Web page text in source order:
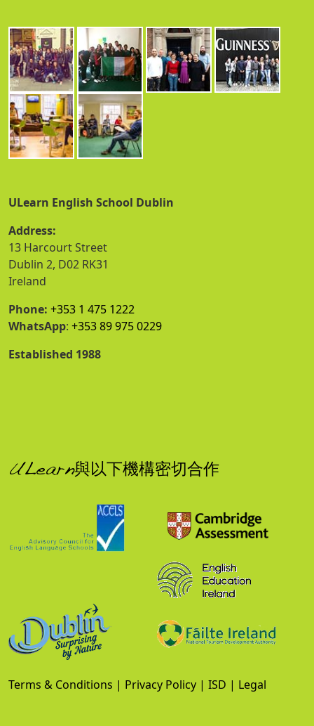
ULearn English School Dublin
Address:
13 Harcourt Street
Dublin 2, D02 RK31
Ireland
Phone: +353 1 475 1222
WhatsApp: +353 89 975 0229
Established 1988
ULearn與以下機構密切合作
Terms & Conditions | Privacy Policy | ISD | Legal